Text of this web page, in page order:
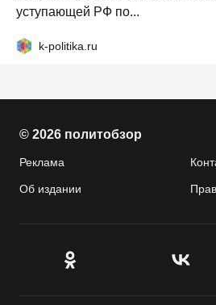
уступающей РФ по...
k-politika.ru
© 2026 политобзор
Реклама
Об издании